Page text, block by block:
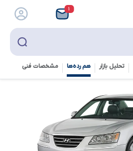
۱
تحلیل بازار هم رده‌ها‌ مشخصات فنی